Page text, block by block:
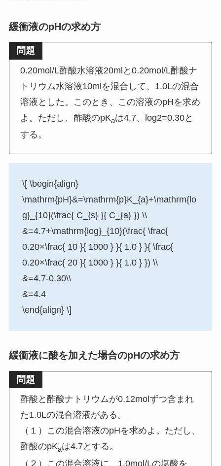
緩衝液のpHの求め方
問題
0.20mol/L酢酸水溶液20mlと0.20mol/L酢酸ナ
トリウム水溶液10mlを混合して、1.0Lの混合
溶液とした。このとき、この溶液のpHを求め
よ。ただし、酢酸のpKaは4.7、log2=0.30と
する。
\[ \begin{align}
\mathrm{pH}&=\mathrm{p}K_{a}+\mathrm{lo
g}_{10}(\frac{ C_{s} }{ C_{a} }) \\
&=4.7+\mathrm{log}_{10}(\frac{ \frac{
0.20×\frac{ 10 }{ 1000 } }{ 1.0 } }{ \frac{
0.20×\frac{ 20 }{ 1000 } }{ 1.0 } }) \\
&=4.7-0.30\\
&=4.4
\end{align} \]
緩衝液に酸を加えた場合のpHの求め方
問題
酢酸と酢酸ナトリウムが0.12molずつ含まれ
た1.0Lの混合溶液がある。
（１）この混合溶液のpHを求めよ。ただし、
酢酸のpKaは4.7とする。
（２）この混合溶液に、1.0mol/Lの塩酸を